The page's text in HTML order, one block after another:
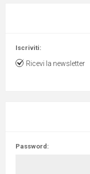
Iscriviti:
Ricevi la newsletter
Password: